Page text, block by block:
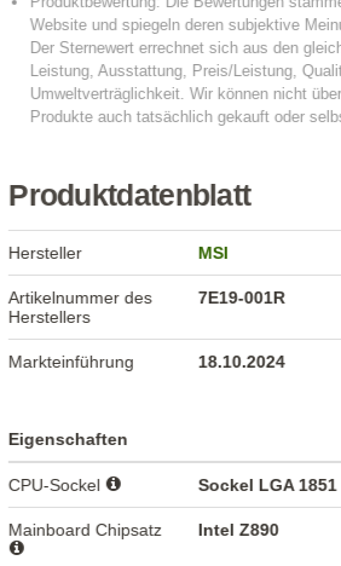
Produktdatenblatt
Hersteller MSI
Artikelnummer des
Herstellers
7E19-001R
Markteinführung 18.10.2024
Eigenschaften
CPU-Sockel Sockel LGA 1851
Mainboard Chipsatz Intel Z890